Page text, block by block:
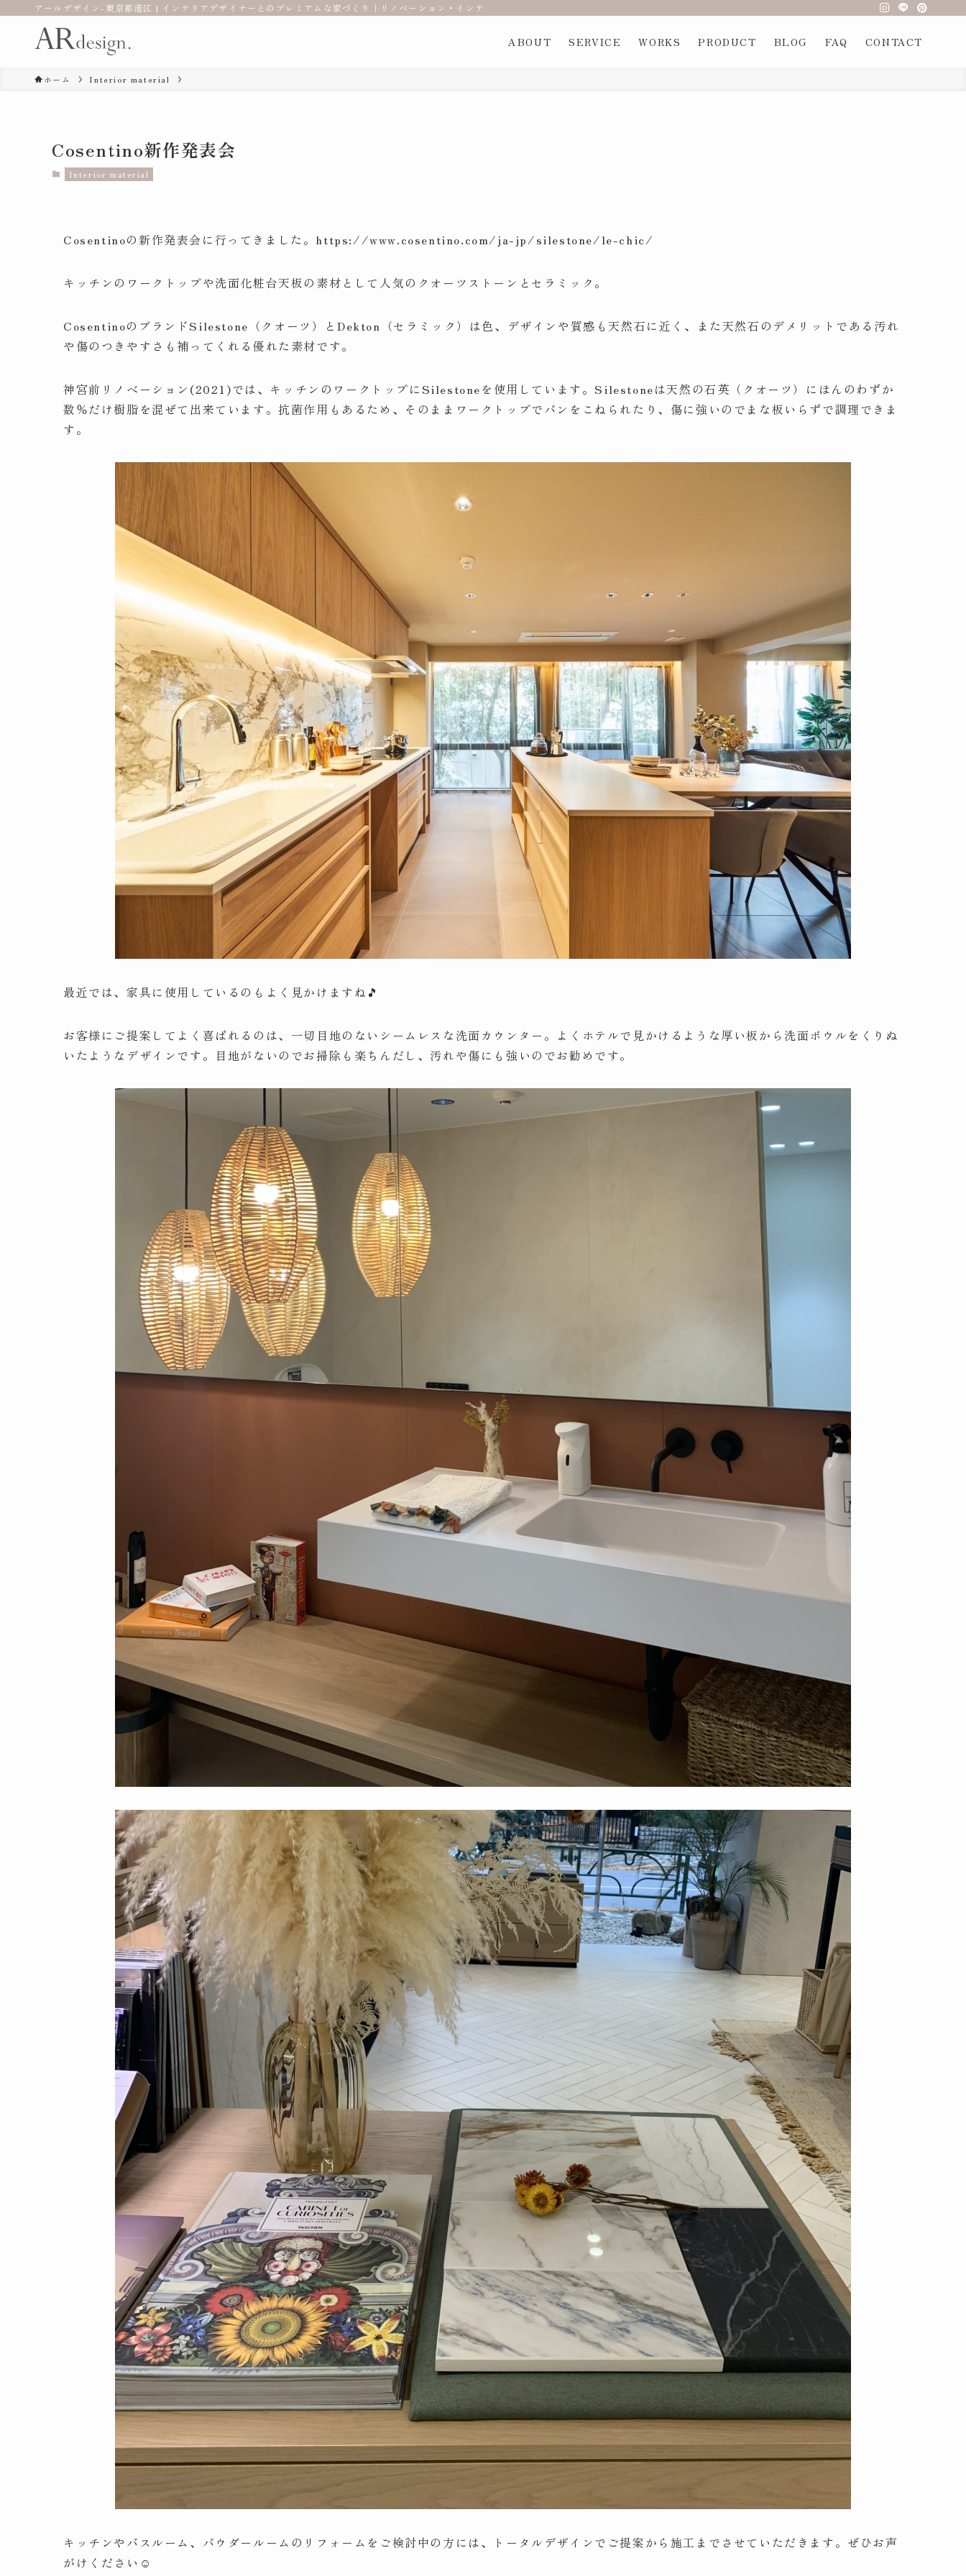
アールデザイン-東京都港区 | インテリアデザイナーとのプレミアムな家づくり｜リノベーション・インテリアコーディネート | ARdesign.（アールデザイン）| 東京都港区 | インテリアデザイナーとのプレミアムな家
ABOUT SERVICE WORKS PRODUCT BLOG FAQ CONTACT
ホーム Interior material
Cosentino新作発表会
Interior material
Cosentinoの新作発表会に行ってきました。https://www.cosentino.com/ja-jp/silestone/le-chic/
キッチンのワークトップや洗面化粧台天板の素材として人気のクオーツストーンとセラミック。
CosentinoのブランドSilestone（クオーツ）とDekton（セラミック）は色、デザインや質感も天然石に近く、また天然石のデメリットである汚れ
や傷のつきやすさも補ってくれる優れた素材です。
神宮前リノベーション(2021)では、キッチンのワークトップにSilestoneを使用しています。Silestoneは天然の石英（クオーツ）にほんのわずか
数％だけ樹脂を混ぜて出来ています。抗菌作用もあるため、そのままワークトップでパンをこねられたり、傷に強いのでまな板いらずで調理できま
す。
最近では、家具に使用しているのもよく見かけますね🎵
お客様にご提案してよく喜ばれるのは、一切目地のないシームレスな洗面カウンター。よくホテルで見かけるような厚い板から洗面ボウルをくりぬ
いたようなデザインです。目地がないのでお掃除も楽ちんだし、汚れや傷にも強いのでお勧めです。
キッチンやバスルーム、パウダールームのリフォームをご検討中の方には、トータルデザインでご提案から施工までさせていただきます。ぜひお声
がけください☺️